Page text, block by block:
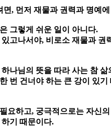
, 먼저 재물과 권력과 명예
그렇게 쉬운 일이 아니다.
고나서야, 비로소 재물과
나님의 뜻을 따라 사는 참
번 건너야 하는 큰 강이 있기
요하고, 궁극적으로는 자
기 때문이다.